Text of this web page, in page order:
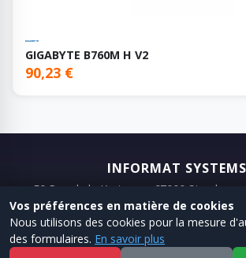
GIGABYTE B760M H V2
90,23 €
INFORMAT SYSTEMS
50 Rue de la Krutenau, 67000
📞 03 88 75 98 98 📧
Vos préférences en matière de cookies
Nous utilisons des cookies pour la mesure
des formulaires. En savoir plus